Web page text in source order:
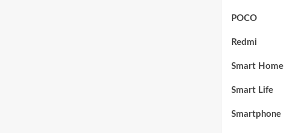
POCO
Redmi
Smart Home
Smart Life
Smartphone